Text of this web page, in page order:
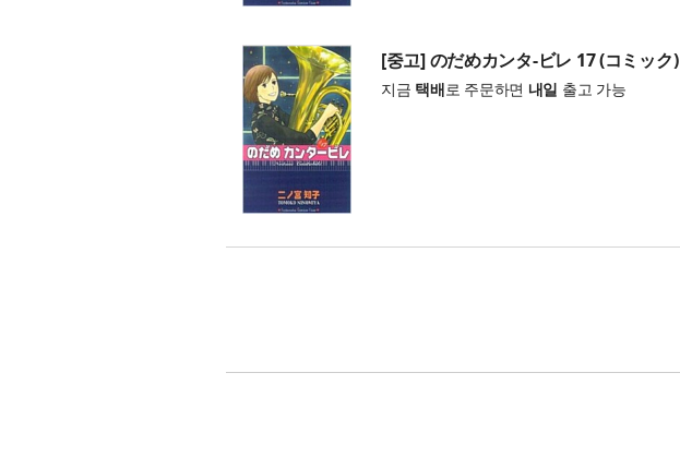
[중고] のだめカンタ-ビレ 17 (コミック)
지금 택배로 주문하면 내일 출고 가능